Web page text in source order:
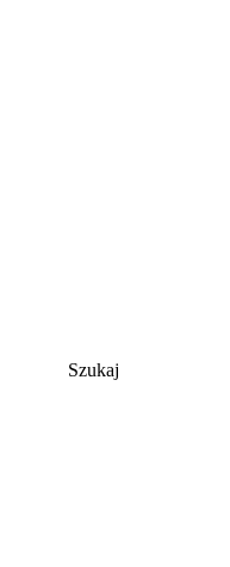
Szukaj